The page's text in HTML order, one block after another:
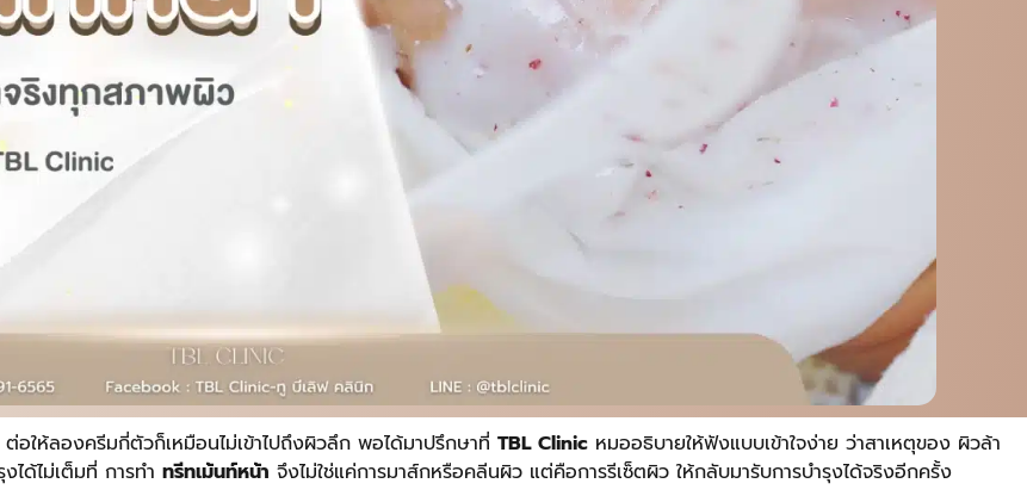
ให้ลองครีมกี่ตัวก็เหมือนไม่เข้าไปถึงผิวลึก พอได้มาปรึกษาที่ TBL Clinic หมออธิบายให้ฟังแบบเข้าใจง่าย ว่าสาเหตุของ ผิวล้า
ได้ไม่เต็มที่ การทำ ทรีทเม้นท์หน้า จึงไม่ใช่แค่การมาส์กหรือคลีนผิว แต่คือการรีเซ็ตผิว ให้กลับมารับการบำรุงได้จริงอีกครั้ง